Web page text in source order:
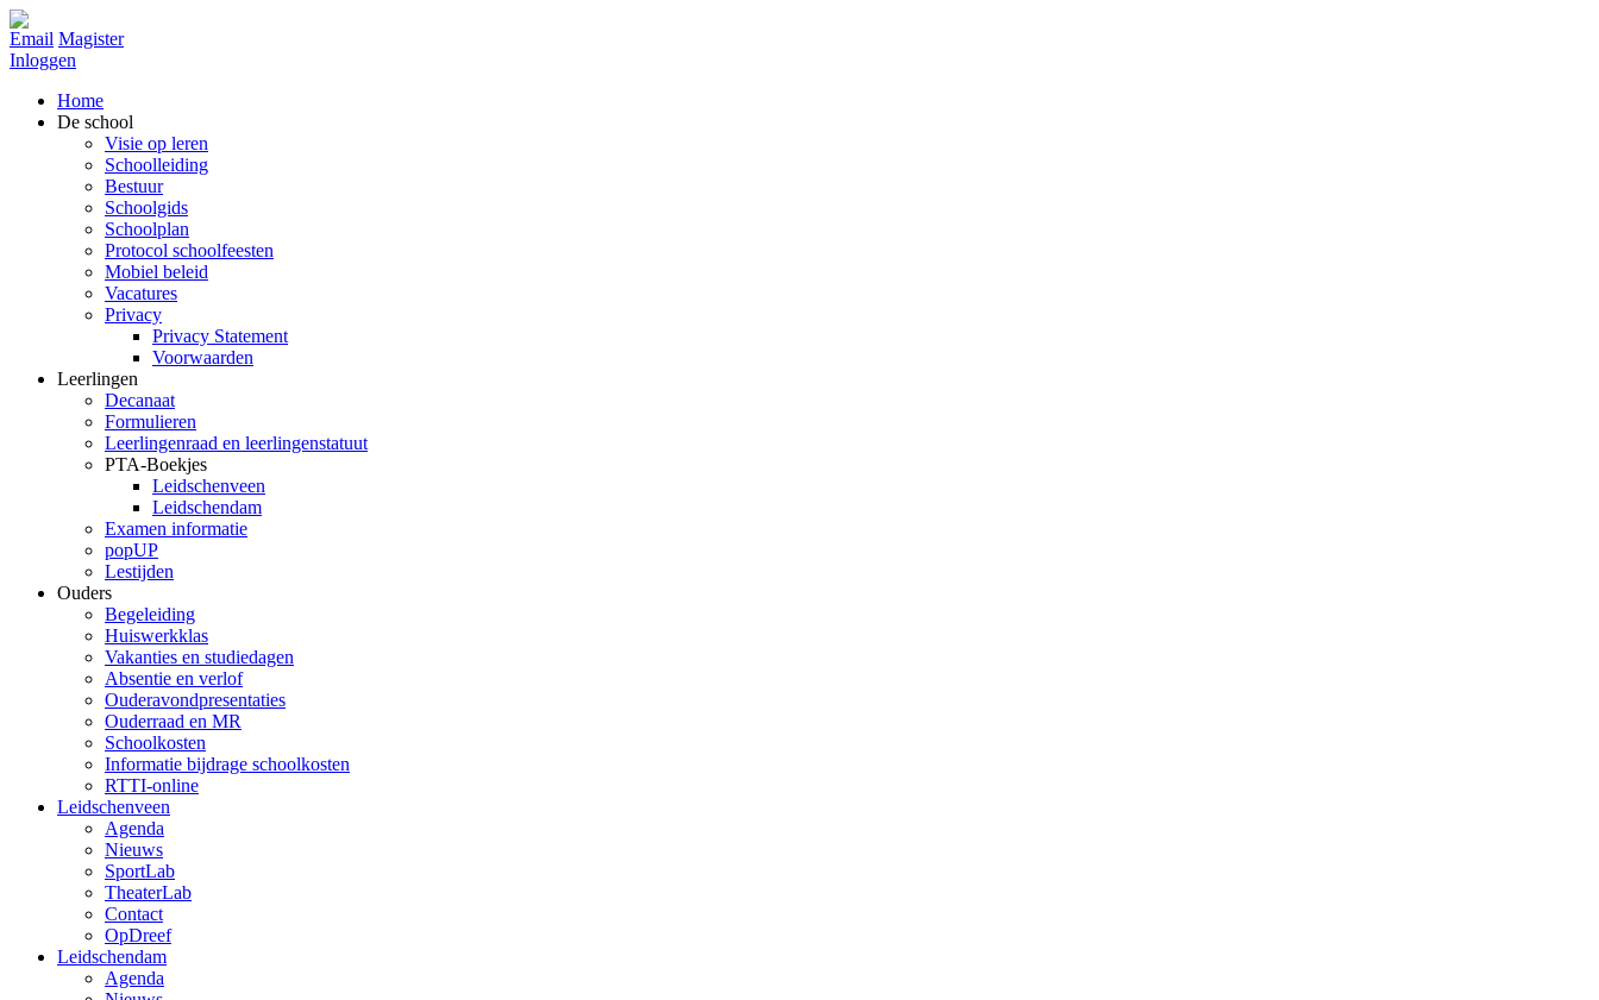
Email Magister
Inloggen
Home
De school
Visie op leren
Schoolleiding
Bestuur
Schoolgids
Schoolplan
Protocol schoolfeesten
Mobiel beleid
Vacatures
Privacy
Privacy Statement
Voorwaarden
Leerlingen
Decanaat
Formulieren
Leerlingenraad en leerlingenstatuut
PTA-Boekjes
Leidschenveen
Leidschendam
Examen informatie
popUP
Lestijden
Ouders
Begeleiding
Huiswerkklas
Vakanties en studiedagen
Absentie en verlof
Ouderavondpresentaties
Ouderraad en MR
Schoolkosten
Informatie bijdrage schoolkosten
RTTI-online
Leidschenveen
Agenda
Nieuws
SportLab
TheaterLab
Contact
OpDreef
Leidschendam
Agenda